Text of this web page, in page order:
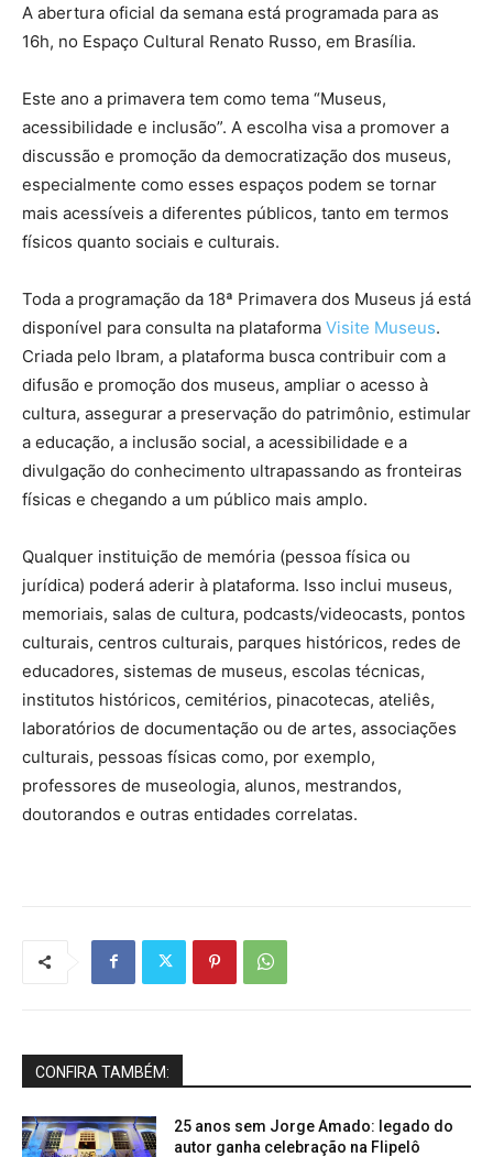
A abertura oficial da semana está programada para as
16h, no Espaço Cultural Renato Russo, em Brasília.
Este ano a primavera tem como tema “Museus,
acessibilidade e inclusão”. A escolha visa a promover a
discussão e promoção da democratização dos museus,
especialmente como esses espaços podem se tornar
mais acessíveis a diferentes públicos, tanto em termos
físicos quanto sociais e culturais.
Toda a programação da 18ª Primavera dos Museus já está
disponível para consulta na plataforma Visite Museus.
Criada pelo Ibram, a plataforma busca contribuir com a
difusão e promoção dos museus, ampliar o acesso à
cultura, assegurar a preservação do patrimônio, estimular
a educação, a inclusão social, a acessibilidade e a
divulgação do conhecimento ultrapassando as fronteiras
físicas e chegando a um público mais amplo.
Qualquer instituição de memória (pessoa física ou
jurídica) poderá aderir à plataforma. Isso inclui museus,
memoriais, salas de cultura, podcasts/videocasts, pontos
culturais, centros culturais, parques históricos, redes de
educadores, sistemas de museus, escolas técnicas,
institutos históricos, cemitérios, pinacotecas, ateliês,
laboratórios de documentação ou de artes, associações
culturais, pessoas físicas como, por exemplo,
professores de museologia, alunos, mestrandos,
doutorandos e outras entidades correlatas.
CONFIRA TAMBÉM:
25 anos sem Jorge Amado: legado do
autor ganha celebração na Flipelô